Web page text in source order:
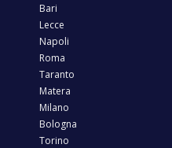
Bari
Lecce
Napoli
Roma
Taranto
Matera
Milano
Bologna
Torino